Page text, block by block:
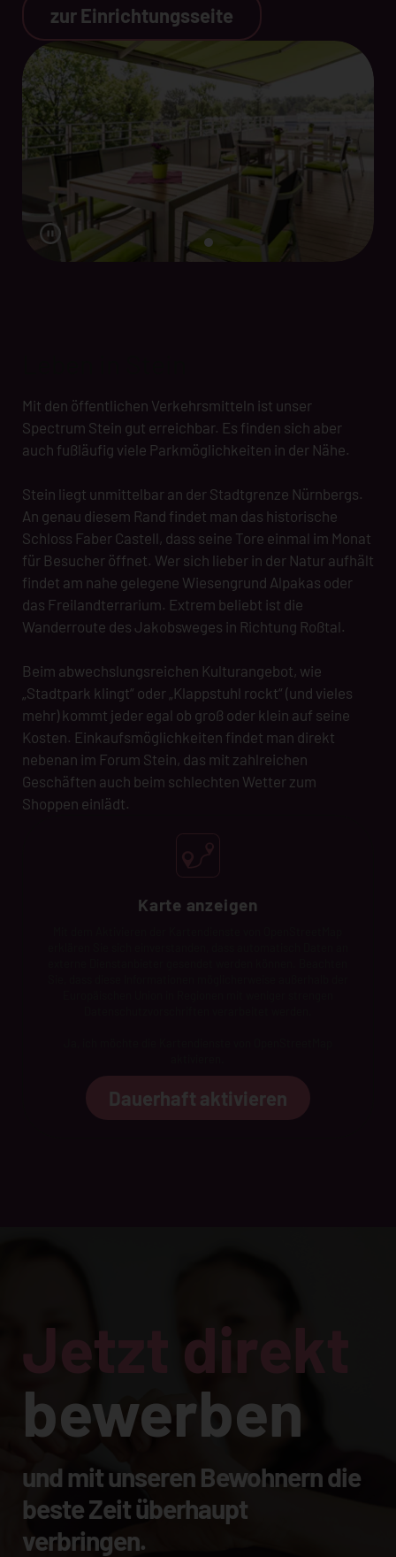
zur Einrichtungsseite
Mit den öffentlichen Verkehrsmitteln ist unser
Spectrum Stein gut erreichbar. Es finden sich aber
auch fußläufig viele Parkmöglichkeiten in der Nähe.
Stein liegt unmittelbar an der Stadtgrenze Nürnbergs.
An genau diesem Rand findet man das historische
Schloss Faber Castell, dass seine Tore einmal im Monat
für Besucher öffnet. Wer sich lieber in der Natur aufhält
findet am nahe gelegene Wiesengrund Alpakas oder
das Freilandterrarium. Extrem beliebt ist die
Wanderroute des Jakobsweges in Richtung Roßtal.
Beim abwechslungsreichen Kulturangebot, wie
„Stadtpark klingt“ oder „Klappstuhl rockt“ (und vieles
mehr) kommt jeder egal ob groß oder klein auf seine
Kosten. Einkaufsmöglichkeiten findet man direkt
nebenan im Forum Stein, das mit zahlreichen
Geschäften auch beim schlechten Wetter zum
Shoppen einlädt.
Karte anzeigen
Dauerhaft aktivieren
Jetzt direkt
bewerben
und mit unseren Bewohnern die
beste Zeit überhaupt
verbringen.